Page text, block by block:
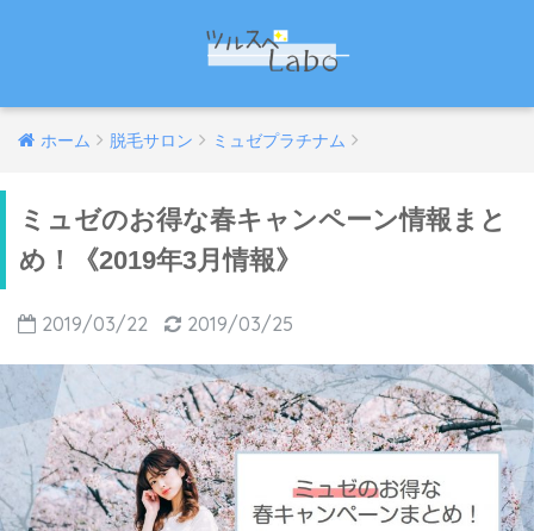
ホーム 脱毛サロン ミュゼプラチナム
ミュゼのお得な春キャンペーン情報まと
め！《2019年3月情報》
2019/03/22 2019/03/25